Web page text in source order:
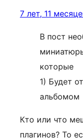
7 лет, 11
В пост
которые
1) Будет
альбомом
Кто или что
плагинов? То